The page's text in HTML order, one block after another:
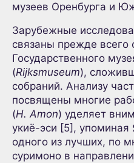
музеев Оренбурга и
Зарубежные
связаны прежде всего
Государственного
(Rijksmuseum),
собраний. Анализу
посвящены многие
(H. Amon) уделяет
укиё-эси [5], упоминая
одного из лучших, по
суримоно в